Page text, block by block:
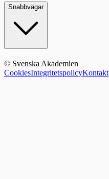
Snabbvägar
© Svenska Akademien
CookiesIntegritetspolicyKontakt